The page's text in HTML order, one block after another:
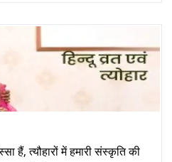
हैं, त्यौहारों में हमारी संस्कृति की